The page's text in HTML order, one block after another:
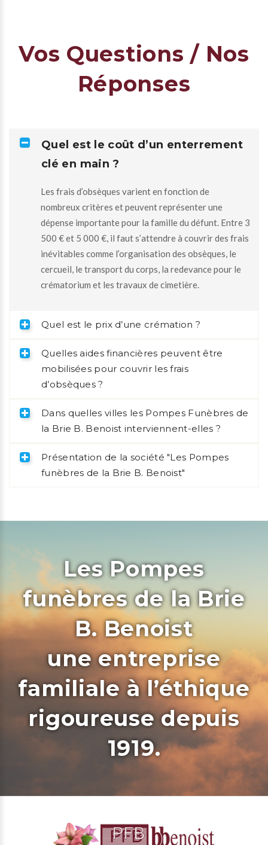
Vos Questions / Nos
Réponses
Quel est le coût d’un enterrement
clé en main ?
Les frais d’obsèques varient en fonction de
nombreux critères et peuvent représenter une
dépense importante pour la famille du défunt. Entre 3
500 € et 5 000 €, il faut s’attendre à couvrir des frais
inévitables comme l’organisation des obsèques, le
cercueil, le transport du corps, la redevance pour le
crématorium et les travaux de cimetière.
Quel est le prix d’une crémation ?
Quelles aides financières peuvent être
mobilisées pour couvrir les frais
d’obsèques ?
Dans quelles villes les Pompes Funèbres de
la Brie B. Benoist interviennent-elles ?
Présentation de la société "Les Pompes
funèbres de la Brie B. Benoist"
Les Pompes
funèbres de la Brie
B. Benoist
une entreprise
familiale à l’éthique
rigoureuse depuis
1919.